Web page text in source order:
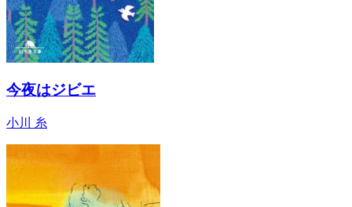
今夜はジビエ
小川 糸